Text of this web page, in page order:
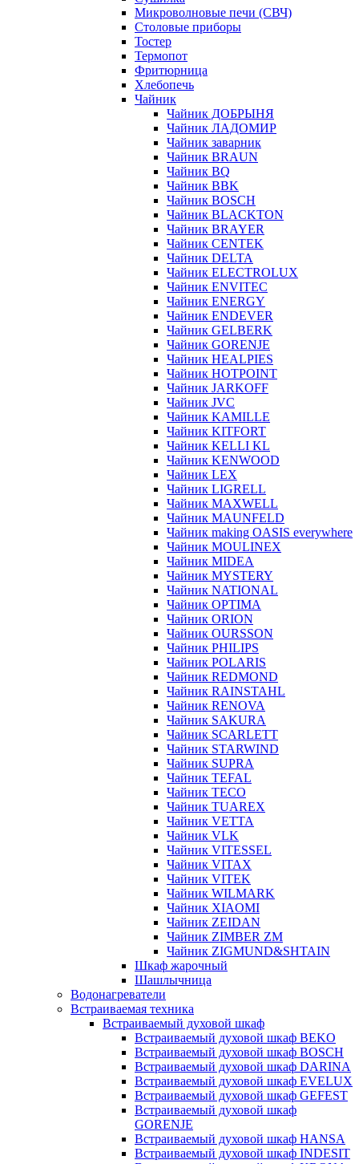
Микроволновые печи (СВЧ)
Столовые приборы
Тостер
Термопот
Фритюрница
Хлебопечь
Чайник
Чайник ДОБРЫНЯ
Чайник ЛАДОМИР
Чайник заварник
Чайник BRAUN
Чайник BQ
Чайник BBK
Чайник BOSCH
Чайник BLACKTON
Чайник BRAYER
Чайник CENTEK
Чайник DELTA
Чайник ELECTROLUX
Чайник ENVITEC
Чайник ENERGY
Чайник ENDEVER
Чайник GELBERK
Чайник GORENJE
Чайник HEALPIES
Чайник HOTPOINT
Чайник JARKOFF
Чайник JVC
Чайник KAMILLE
Чайник KITFORT
Чайник KELLI KL
Чайник KENWOOD
Чайник LEX
Чайник LIGRELL
Чайник MAXWELL
Чайник MAUNFELD
Чайник making OASIS everywhere
Чайник MOULINEX
Чайник MIDEA
Чайник MYSTERY
Чайник NATIONAL
Чайник OPTIMA
Чайник ORION
Чайник OURSSON
Чайник PHILIPS
Чайник POLARIS
Чайник REDMOND
Чайник RAINSTAHL
Чайник RENOVA
Чайник SAKURA
Чайник SCARLETT
Чайник STARWIND
Чайник SUPRA
Чайник TEFAL
Чайник TECO
Чайник TUAREX
Чайник VETTA
Чайник VLK
Чайник VITESSEL
Чайник VITAX
Чайник VITEK
Чайник WILMARK
Чайник XIAOMI
Чайник ZEIDAN
Чайник ZIMBER ZM
Чайник ZIGMUND&SHTAIN
Шкаф жарочный
Шашлычница
Водонагреватели
Встраиваемая техника
Встраиваемый духовой шкаф
Встраиваемый духовой шкаф BEKO
Встраиваемый духовой шкаф BOSCH
Встраиваемый духовой шкаф DARINA
Встраиваемый духовой шкаф EVELUX
Встраиваемый духовой шкаф GEFEST
Встраиваемый духовой шкаф
GORENJE
Встраиваемый духовой шкаф HANSA
Встраиваемый духовой шкаф INDESIT